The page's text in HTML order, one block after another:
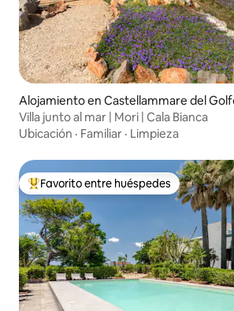
Alojamiento en Castellammare del
Villa junto al mar | Mori | Cala Bianca
Ubicación · Familiar · Limpieza
Favorito entre huéspedes preferido
Favorito entre huéspedes